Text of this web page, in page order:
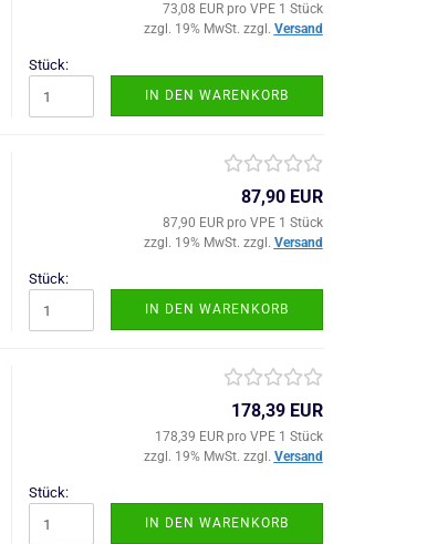
73,08 EUR pro VPE 1 Stück
zzgl. 19% MwSt. zzgl. Versand
Stück:
IN DEN WARENKORB
87,90 EUR
87,90 EUR pro VPE 1 Stück
zzgl. 19% MwSt. zzgl. Versand
Stück:
IN DEN WARENKORB
178,39 EUR
178,39 EUR pro VPE 1 Stück
zzgl. 19% MwSt. zzgl. Versand
Stück:
IN DEN WARENKORB